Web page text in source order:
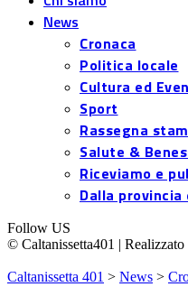
News
Cronaca
Politica locale
Cultura ed
Sport
Rassegna
Salute &
Riceviamo e
Dalla
Follow US
© Caltanissetta401 |
Caltanissetta 401 > News >